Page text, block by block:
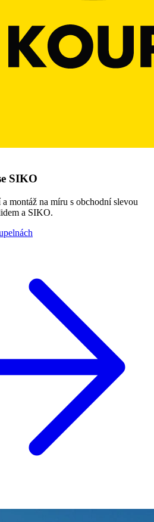
SIKO
montáž na míru s obchodní slevou
a SIKO.